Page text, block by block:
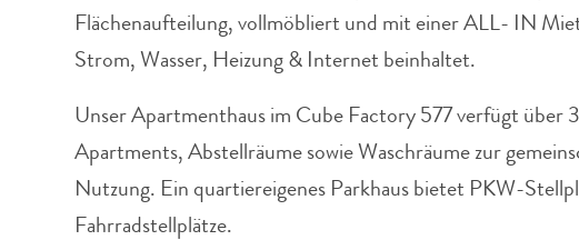
Flächenaufteilung, vollmöbliert und mit einer ALL- IN
Strom, Wasser, Heizung & Internet beinhaltet.
Unser Apartmenthaus im Cube Factory 577 verfügt über
Apartments, Abstellräume sowie Waschräume zur
Nutzung. Ein quartiereigenes Parkhaus bietet PKW-
Fahrradstellplätze.